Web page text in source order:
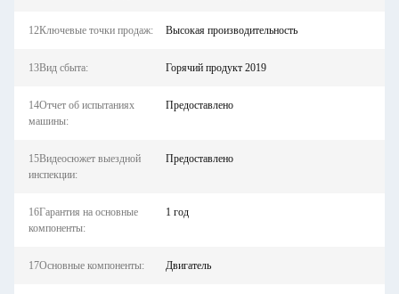
12Ключевые точки продаж: Высокая производительность
13Вид сбыта: Горячий продукт 2019
14Отчет об испытаниях
машины:
Предоставлено
15Видеосюжет выездной
инспекции:
Предоставлено
16Гарантия на основные
компоненты:
1 год
17Основные компоненты: Двигатель